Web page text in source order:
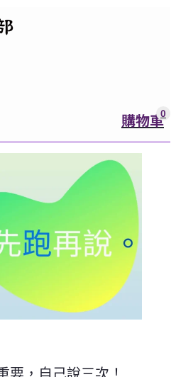
購物車0
購物車
登入
有任何問題都可以跟我們聯絡
時間：週一至週五9:00~12:00
腳ㄚ聚樂部